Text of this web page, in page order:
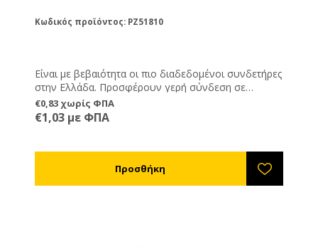
Κωδικός προϊόντος: PZ51810
Είναι με βεβαιότητα οι πιο διαδεδομένοι συνδετήρες
στην Ελλάδα. Προσφέρουν γερή σύνδεση σε
πατώματα, βάσεις και καπάκι, ενώ ρυθμίζονται σε
ύψος. Κατασκευασμένοι από γαλβανισμένο
σίδερο.Ελληνικής κατασκευής.
€0,83 χωρίς ΦΠΑ
€1,03 με ΦΠΑ